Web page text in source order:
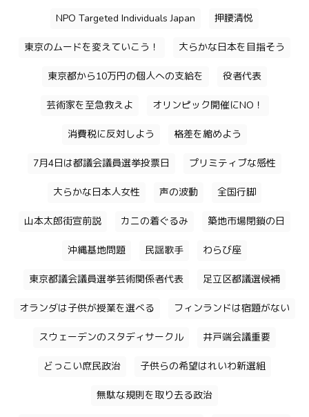
NPO Targeted Individuals Japan 押腰清悦
東京のムードを変えていこう！ 大らかな日本を目指そう
東京都から10万円の個人への支給を 役者代表
芸術家を至急救えよ オリンピック開催にNO！
消費税に反対しよう 格差を縮めよう
7月4日は都議会議員選挙投票日 プリミティブな感性
大らかな日本人女性 声の波動 全国行脚
山本太郎街宣前説 カニの着ぐるみ 築地市場閉鎖の日
沖縄基地問題 民謡歌手 わらび座
東京都議会議員選挙芸術関係者代表 足立区都議選候補
オランダは子供が授業を選べる フィンランドは宿題がない
スウェーデンのスタディサークル 井戸端会議重要
どっこい庶民政治 子供らの希望はれいわ新選組
無駄な規則を取り去る政治